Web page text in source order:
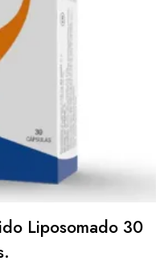
Liposomado 30